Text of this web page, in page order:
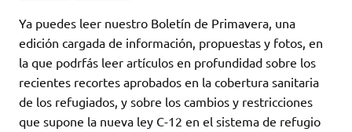
Ya puedes leer nuestro Boletín de Primavera, una
edición cargada de información, propuestas y fotos, en
la que podrfás leer artículos en profundidad sobre los
recientes recortes aprobados en la cobertura sanitaria
de los refugiados, y sobre los cambios y restricciones
que supone la nueva ley C-12 en el sistema de refugio